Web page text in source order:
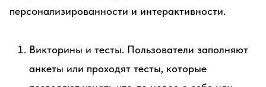
персонализированности и интерактивности.
Викторины и тесты. Пользователи заполняют
анкеты или проходят тесты, которые